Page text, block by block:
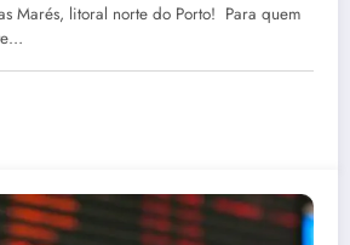
Marés, litoral norte do Porto! Para quem